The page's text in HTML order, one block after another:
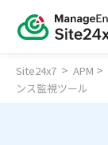
Site24x7 > APM >
ンス監視ツール